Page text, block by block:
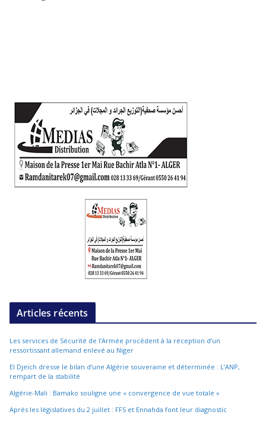
Articles récents
Les services de Sécurité de l’Armée procèdent à la réception d’un
ressortissant allemand enlevé au Niger
El Djeïch dresse le bilan d’une Algérie souveraine et déterminée : L’ANP,
rempart de la stabilité
Algérie-Mali : Bamako souligne une « convergence de vue totale »
Après les législatives du 2 juillet : FFS et Ennahda font leur diagnostic